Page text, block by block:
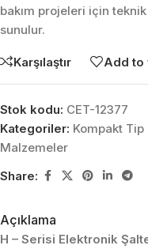
bakım projeleri için
sunulur.
Karşılaştır Add to
Stok kodu: CET-12377
Kategoriler: Kompakt
Malzemeler
Share:
Açıklama
H – Serisi Elektronik